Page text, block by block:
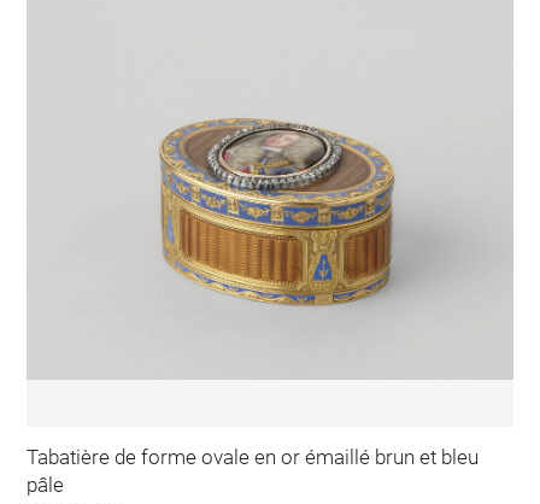
Tabatière de forme ovale en or émaillé brun et bleu
pâle